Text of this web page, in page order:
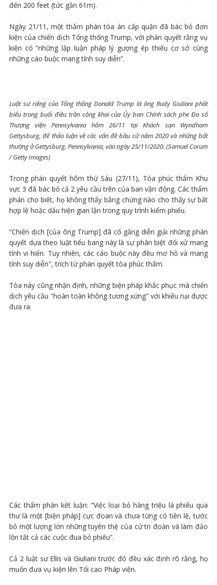
đến 200 feet (tức gần 61m).
Ngày 21/11, một thẩm phán tòa án cấp quận đã bác bỏ đơn
kiện của chiến dịch Tổng thống Trump, với phán quyết rằng vụ
kiện có “những lập luận pháp lý gượng ép thiếu cơ sở cùng
những cáo buộc mang tính suy diễn”.
Luật sư riêng của Tổng thống Donald Trump là ông Rudy Giuliani phát
biểu trong buổi điều trần công khai của Ủy ban Chính sách phe Đa số
Thượng viện Pennsylvania hôm 26/11 tại Khách sạn Wyndham
Gettysburg, để thảo luận về các vấn đề bầu cử năm 2020 và những bất
thường ở Gettysburg, Pennsylvania, vào ngày 25/11/2020. (Samuel Corum
/ Getty Images)
Trong phán quyết hôm thứ Sáu (27/11), Tòa phúc thẩm Khu
vực 3 đã bác bỏ cả 2 yêu cầu trên của ban vận động. Các thẩm
phán cho biết, họ không thấy bằng chứng nào cho thấy sự bất
hợp lệ hoặc dấu hiện gian lận trong quy trình kiểm phiếu.
“Chiến dịch [của ông Trump] đã cố gắng diễn giải những phán
quyết dựa theo luật tiểu bang này là sự phân biệt đối xử mang
tính vi hiến. Tuy nhiên, các cáo buộc này đều mơ hồ và mang
tính suy diễn", trích từ phán quyết tòa phúc thẩm.
Tòa này cũng nhận định, những biện pháp khắc phục mà chiến
dịch yêu cầu "hoàn toàn không tương xứng" với khiếu nại được
đưa ra.
Các thẩm phán kết luận: “Việc loại bỏ hàng triệu lá phiếu qua
thư là một [biện pháp] cực đoan và chưa từng có tiền lệ, tước
bỏ một lượng lớn những tuyên thệ của cử tri đoàn và làm đảo
lộn tất cả các cuộc đua bỏ phiếu”.
Cả 2 luật sư Ellis và Giuliani trước đó đều xác định rõ rằng, họ
muốn đưa vụ kiện lên Tối cao Pháp viện.